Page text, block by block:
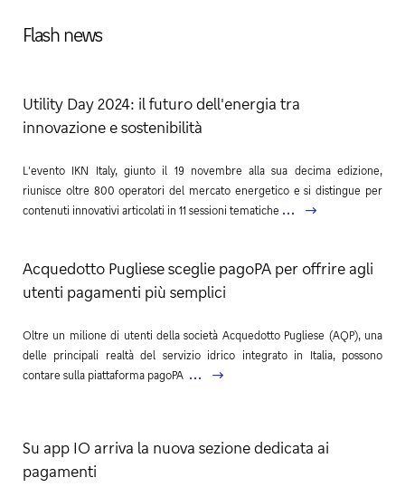
Flash news
Utility Day 2024: il futuro dell'energia tra
innovazione e sostenibilità
L'evento IKN Italy, giunto il 19 novembre alla sua decima edizione,
riunisce oltre 800 operatori del mercato energetico e si distingue per
contenuti innovativi articolati in 11 sessioni tematiche ...
Acquedotto Pugliese sceglie pagoPA per offrire agli
utenti pagamenti più semplici
Oltre un milione di utenti della società Acquedotto Pugliese (AQP), una
delle principali realtà del servizio idrico integrato in Italia, possono
contare sulla piattaforma pagoPA ...
Su app IO arriva la nuova sezione dedicata ai
pagamenti